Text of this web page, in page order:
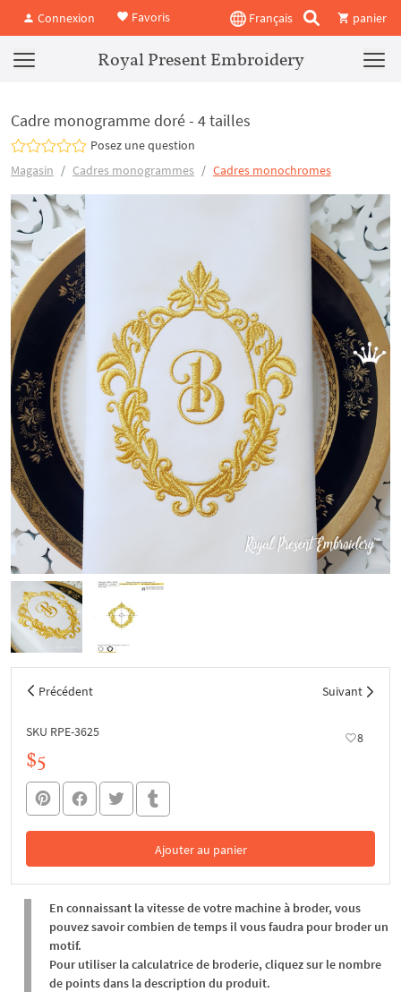
Connexion Favoris Français panier
Royal Present Embroidery
Cadre monogramme doré - 4 tailles
Posez une question
Magasin
Cadres monogrammes Cadres monochromes
Précédent Suivant
SKU RPE-3625 8
$5
Ajouter au panier
Dans le panier
En connaissant la vitesse de votre machine à broder, vous
pouvez savoir combien de temps il vous faudra pour broder un
motif.
Pour utiliser la calculatrice de broderie, cliquez sur le nombre
de points dans la description du produit.